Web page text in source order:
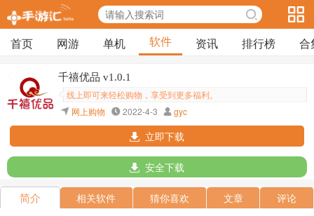
首页 网游 单机 软件 资讯 排行榜 合
千禧优品 v1.0.1
线上即可来轻松购物，享受到更多福利。
网上购物
2022-4-3 gyc
立即下载
安全下载
简介 相关软件 猜你喜欢 文章 评论